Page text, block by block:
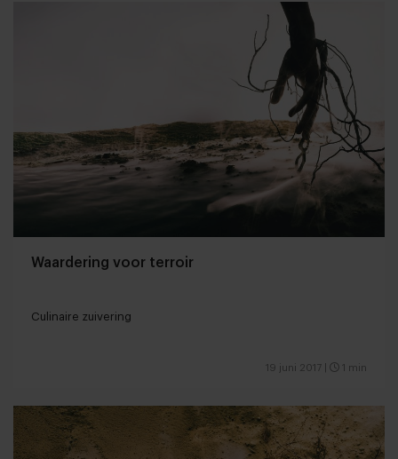
Waardering voor terroir
Culinaire zuivering
19 juni 2017 1 min